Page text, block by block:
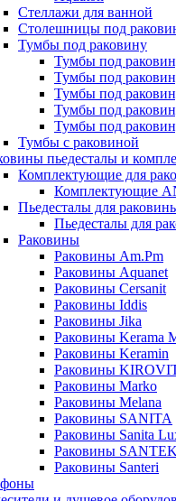
Стеллажи для ванной
Столешницы под
Тумбы под раковину
Тумбы под
Тумбы под
Тумбы под
Тумбы под
Тумбы под
Тумбы с раковиной
пьедесталы и
Комплектующие для
Комплектующие
Пьедесталы для
Пьедесталы для
Раковины
Раковины Am.Pm
Раковины Aquanet
Раковины Cersanit
Раковины Iddis
Раковины Jika
Раковины Kerama
Раковины Keramin
Раковины
Раковины Marko
Раковины Melana
Раковины SANITA
Раковины Sanita
Раковины
Раковины Santeri